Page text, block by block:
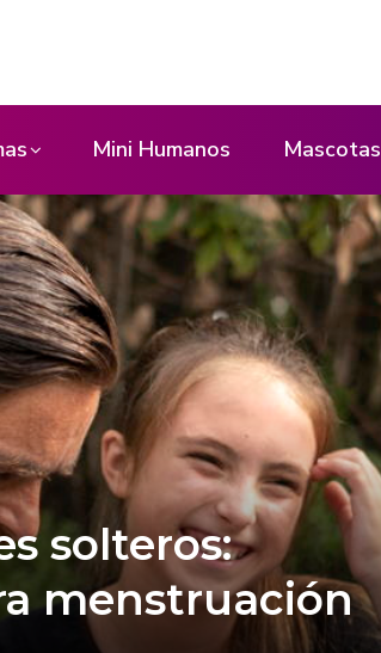
Mini Humanos Mascotas
solteros:
menstruación